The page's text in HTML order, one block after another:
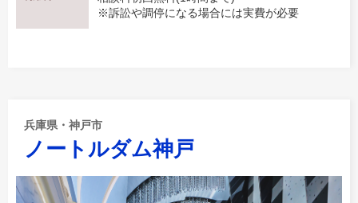
※訴訟や調停になる場合には実費が必要
兵庫県・神戸市
ノートルダム神戸